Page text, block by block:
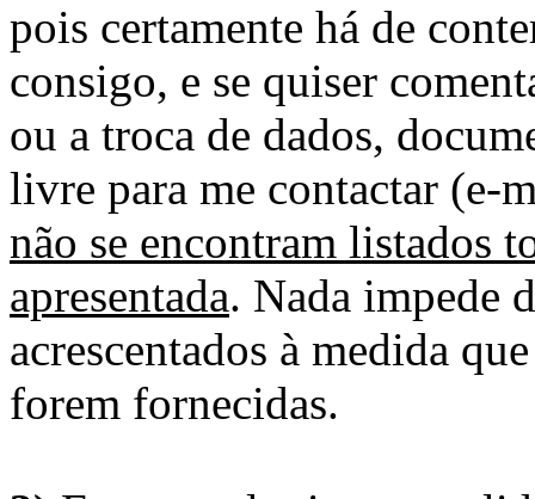
pois certamente há de
consigo, e se quiser
ou a troca de dados,
livre para me contactar (e-
não se encontram listados
apresentada. Nada impede
acrescentados à medida
forem fornecidas.